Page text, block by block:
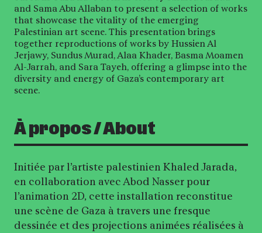
and Sama Abu Allaban to present a selection of works
that showcase the vitality of the emerging
Palestinian art scene. This presentation brings
together reproductions of works by Hussien Al
Jerjawy, Sundus Murad, Alaa Khader, Basma Moamen
Al-Jarrah, and Sara Tayeh, offering a glimpse into the
diversity and energy of Gaza’s contemporary art
scene.
À propos / About
Initiée par l’artiste palestinien Khaled Jarada,
en collaboration avec Abod Nasser pour
l’animation 2D, cette installation reconstitue
une scène de Gaza à travers une fresque
dessinée et des projections animées réalisées à